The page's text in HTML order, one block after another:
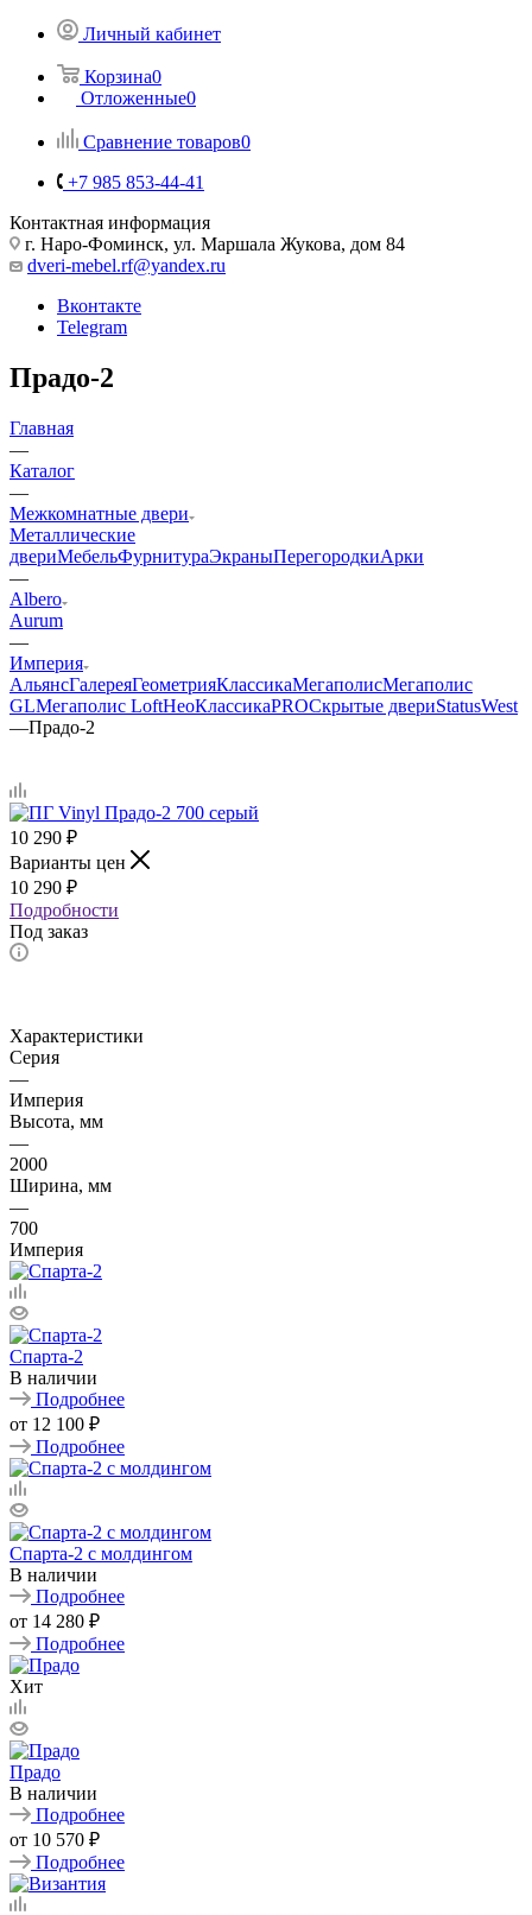
Личный кабинет
Корзина0
Отложенные0
Сравнение товаров0
+7 985 853-44-41
Контактная информация
г. Наро-Фоминск, ул. Маршала Жукова, дом 84
dveri-mebel.rf@yandex.ru
Вконтакте
Telegram
Прадо-2
Главная
—
Каталог
—
Межкомнатные двери
Металлические
двериМебельФурнитураЭкраныПерегородкиАрки
—
Albero
Aurum
—
Империя
АльянсГалереяГеометрияКлассикаМегаполисМегаполис
GLМегаполис LoftНеоКлассикаPROСкрытые двериStatusWest
—Прадо-2
10 290 ₽
Варианты цен
10 290 ₽
Подробности
Под заказ
Характеристики
Серия
—
Империя
Высота, мм
—
2000
Ширина, мм
—
700
Империя
Спарта-2
В наличии
Подробнее
от 12 100 ₽
Подробнее
Спарта-2 с молдингом
В наличии
Подробнее
от 14 280 ₽
Подробнее
Хит
Прадо
В наличии
Подробнее
от 10 570 ₽
Подробнее